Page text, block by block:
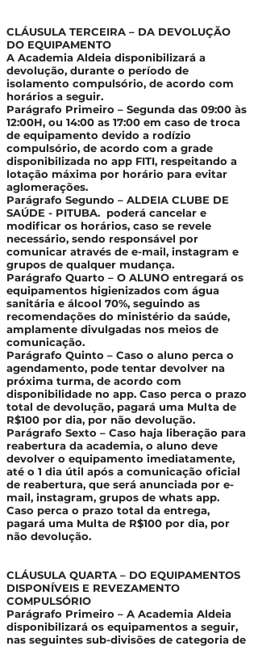
CLÁUSULA TERCEIRA – DA DEVOLUÇÃO
DO EQUIPAMENTO
A Academia Aldeia disponibilizará a
devolução, durante o período de
isolamento compulsório, de acordo com
horários a seguir.
Parágrafo Primeiro – Segunda das 09:00 às
12:00H, ou 14:00 as 17:00 em caso de troca
de equipamento devido a rodízio
compulsório, de acordo com a grade
disponibilizada no app FITI, respeitando a
lotação máxima por horário para evitar
aglomerações.
Parágrafo Segundo – ALDEIA CLUBE DE
SAÚDE - PITUBA. poderá cancelar e
modificar os horários, caso se revele
necessário, sendo responsável por
comunicar através de e-mail, instagram e
grupos de qualquer mudança.
Parágrafo Quarto – O ALUNO entregará os
equipamentos higienizados com água
sanitária e álcool 70%, seguindo as
recomendações do ministério da saúde,
amplamente divulgadas nos meios de
comunicação.
Parágrafo Quinto – Caso o aluno perca o
agendamento, pode tentar devolver na
próxima turma, de acordo com
disponibilidade no app. Caso perca o prazo
total de devolução, pagará uma Multa de
R$100 por dia, por não devolução.
Parágrafo Sexto – Caso haja liberação para
reabertura da academia, o aluno deve
devolver o equipamento imediatamente,
até o 1 dia útil após a comunicação oficial
de reabertura, que será anunciada por e-
mail, instagram, grupos de whats app.
Caso perca o prazo total da entrega,
pagará uma Multa de R$100 por dia, por
não devolução.
CLÁUSULA QUARTA – DO EQUIPAMENTOS
DISPONÍVEIS E REVEZAMENTO
COMPULSÓRIO
Parágrafo Primeiro – A Academia Aldeia
disponibilizará os equipamentos a seguir,
nas seguintes sub-divisões de categoria de